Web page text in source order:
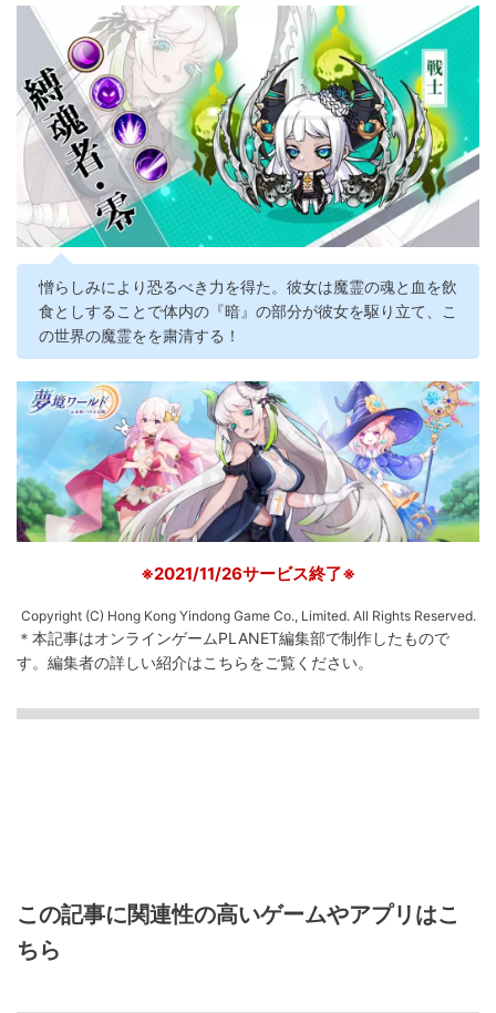
憎らしみにより恐るべき力を得た。彼女は魔霊の魂と血を飲
食としすることで体内の『暗』の部分が彼女を駆り立て、こ
の世界の魔霊をを粛清する！
※2021/11/26サービス終了※
Copyright (C) Hong Kong Yindong Game Co., Limited. All Rights Reserved.
＊本記事はオンラインゲームPLANET編集部で制作したもので
す。 編集者の詳しい紹介はこちらをご覧ください。
この記事に関連性の高いゲームやアプリはこ
ちら